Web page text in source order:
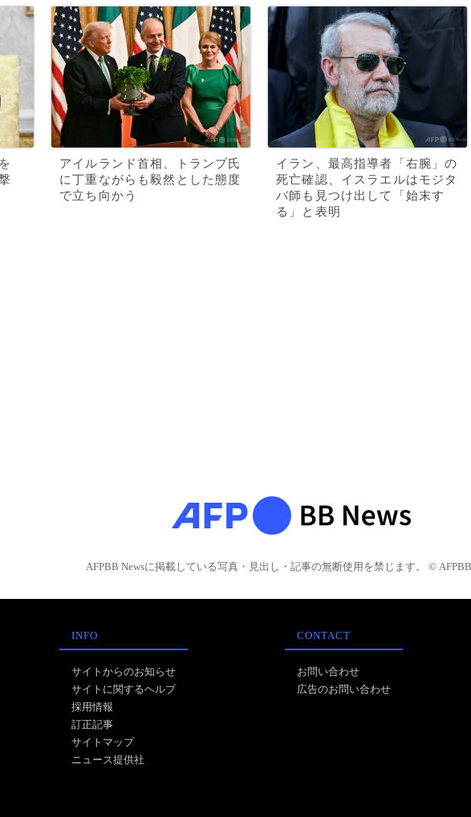
アイルランド首相、トランプ氏
に丁重ながらも毅然とした態度
で立ち向かう
イラン、最高指導者「右腕」の
死亡確認、イスラエルはモジタ
バ師も見つけ出して「始末す
る」と表明
AFPBB Newsに掲載している写真・見出し・記事の無断使用を禁じます。 © AFPBB
INFO
サイトからのお知らせ
サイトに関するヘルプ
採用情報
訂正記事
サイトマップ
ニュース提供社
CONTACT
お問い合わせ
広告のお問い合わせ